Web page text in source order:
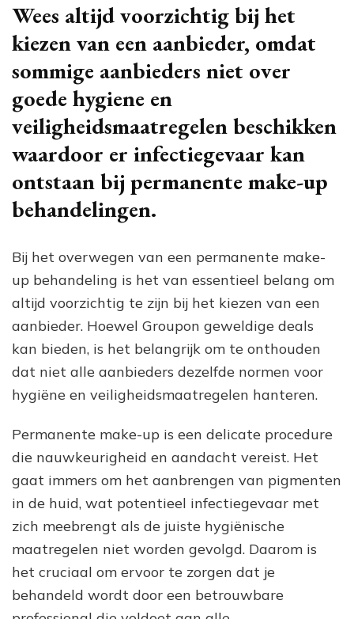
Wees altijd voorzichtig bij het
kiezen van een aanbieder, omdat
sommige aanbieders niet over
goede hygiene en
veiligheidsmaatregelen beschikken
waardoor er infectiegevaar kan
ontstaan bij permanente make-up
behandelingen.
Bij het overwegen van een permanente make-
up behandeling is het van essentieel belang om
altijd voorzichtig te zijn bij het kiezen van een
aanbieder. Hoewel Groupon geweldige deals
kan bieden, is het belangrijk om te onthouden
dat niet alle aanbieders dezelfde normen voor
hygiëne en veiligheidsmaatregelen hanteren.
Permanente make-up is een delicate procedure
die nauwkeurigheid en aandacht vereist. Het
gaat immers om het aanbrengen van pigmenten
in de huid, wat potentieel infectiegevaar met
zich meebrengt als de juiste hygiënische
maatregelen niet worden gevolgd. Daarom is
het cruciaal om ervoor te zorgen dat je
behandeld wordt door een betrouwbare